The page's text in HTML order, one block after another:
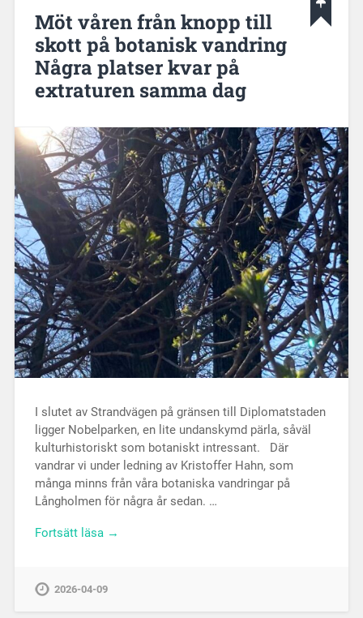
Möt våren från knopp till
skott på botanisk vandring
Några platser kvar på
extraturen samma dag
I slutet av Strandvägen på gränsen till Diplomatstaden
ligger Nobelparken, en lite undanskymd pärla, såväl
kulturhistoriskt som botaniskt intressant. Där
vandrar vi under ledning av Kristoffer Hahn, som
många minns från våra botaniska vandringar på
Långholmen för några år sedan. …
Fortsätt läsa →
2026-04-09